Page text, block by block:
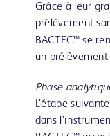
Grâce à leur
prélèvement
BACTEC™ se
un
Phase
L’étape
dans